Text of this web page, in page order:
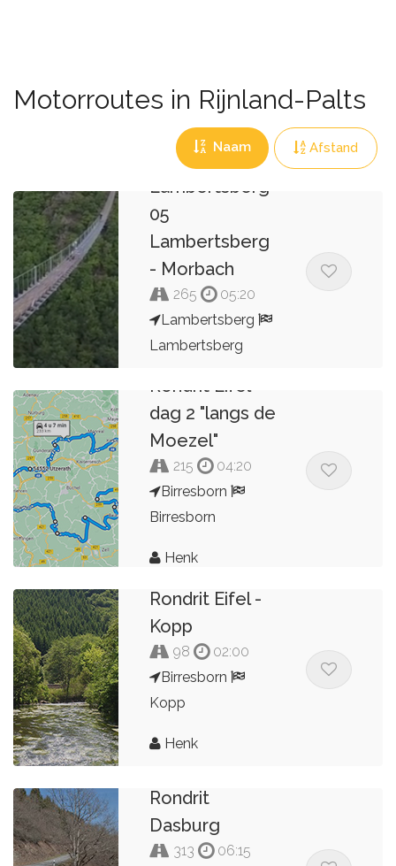
Motorroutes in Rijnland-Palts
Naam Afstand
Rondrit
Lambertsberg
05
Lambertsberg
- Morbach
265
05:20
Lambertsberg
Lambertsberg
Kees van de Pol
Rondrit Eifel
dag 2 "langs de
Moezel"
215
04:20
Birresborn
Birresborn
Henk
Rondrit Eifel -
Kopp
98
02:00
Birresborn
Kopp
Henk
Rondrit
Dasburg
313
06:15